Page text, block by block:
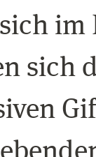
im
sich